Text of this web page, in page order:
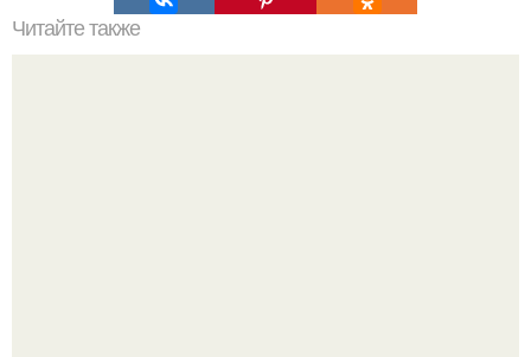
Читайте также